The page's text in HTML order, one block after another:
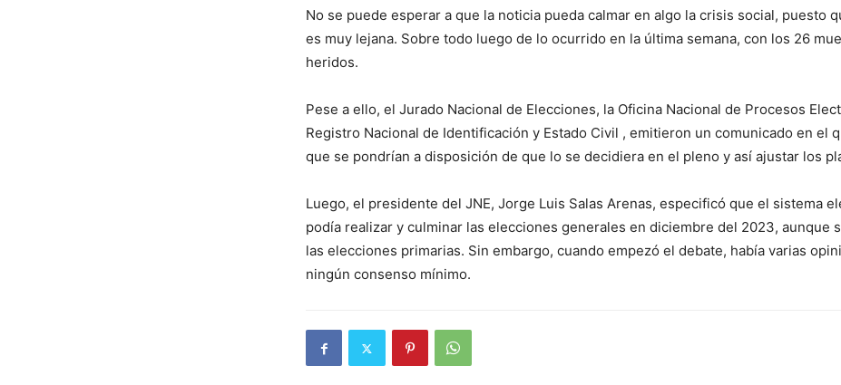
No se puede esperar a que la noticia pueda calmar en algo la crisis social, puesto
es muy lejana. Sobre todo luego de lo ocurrido en la última semana, con los 26
heridos.
Pese a ello, el Jurado Nacional de Elecciones, la Oficina Nacional de Procesos
Registro Nacional de Identificación y Estado Civil , emitieron un comunicado en el
que se pondrían a disposición de que lo se decidiera en el pleno y así ajustar los
Luego, el presidente del JNE, Jorge Luis Salas Arenas, especificó que el sistema
podía realizar y culminar las elecciones generales en diciembre del 2023, aunque
las elecciones primarias. Sin embargo, cuando empezó el debate, había varias
ningún consenso mínimo.